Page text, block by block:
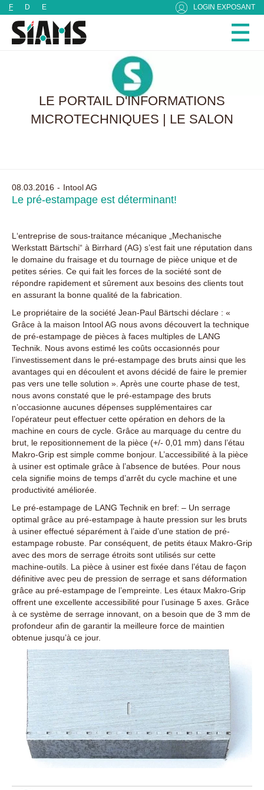
F D E LOGIN EXPOSANT
LE PORTAIL D'INFORMATIONS
MICROTECHNIQUES | LE SALON
08.03.2016 Intool AG
Le pré-estampage est déterminant!
L‘entreprise de sous-traitance mécanique „Mechanische
Werkstatt Bärtschi“ à Birrhard (AG) s’est fait une réputation dans
le domaine du fraisage et du tournage de pièce unique et de
petites séries. Ce qui fait les forces de la société sont de
répondre rapidement et sûrement aux besoins des clients tout
en assurant la bonne qualité de la fabrication.
Le propriétaire de la société Jean-Paul Bärtschi déclare : «
Grâce à la maison Intool AG nous avons découvert la technique
de pré-estampage de pièces à faces multiples de LANG
Technik. Nous avons estimé les coûts occasionnés pour
l’investissement dans le pré-estampage des bruts ainsi que les
avantages qui en découlent et avons décidé de faire le premier
pas vers une telle solution ». Après une courte phase de test,
nous avons constaté que le pré-estampage des bruts
n’occasionne aucunes dépenses supplémentaires car
l’opérateur peut effectuer cette opération en dehors de la
machine en cours de cycle. Grâce au marquage du centre du
brut, le repositionnement de la pièce (+/- 0,01 mm) dans l’étau
Makro-Grip est simple comme bonjour. L’accessibilité à la pièce
à usiner est optimale grâce à l’absence de butées. Pour nous
cela signifie moins de temps d’arrêt du cycle machine et une
productivité améliorée.
Le pré-estampage de LANG Technik en bref: – Un serrage
optimal grâce au pré-estampage à haute pression sur les bruts
à usiner effectué séparément à l’aide d’une station de pré-
estampage robuste. Par conséquent, de petits étaux Makro-Grip
avec des mors de serrage étroits sont utilisés sur cette
machine-outils. La pièce à usiner est fixée dans l’étau de façon
définitive avec peu de pression de serrage et sans déformation
grâce au pré-estampage de l’empreinte. Les étaux Makro-Grip
offrent une excellente accessibilité pour l’usinage 5 axes. Grâce
à ce système de serrage innovant, on a besoin que de 3 mm de
profondeur afin de garantir la meilleure force de maintien
obtenue jusqu’à ce jour.
Panneau de gestion des cookies